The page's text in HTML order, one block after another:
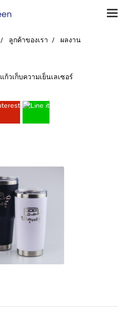
ลูกค้าของเรา ผลงาน
แก้วเก็บความเย็นเลเซอร์